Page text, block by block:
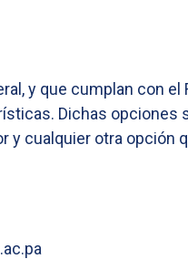
y que cumplan con el
Dichas opciones
y cualquier otra opción